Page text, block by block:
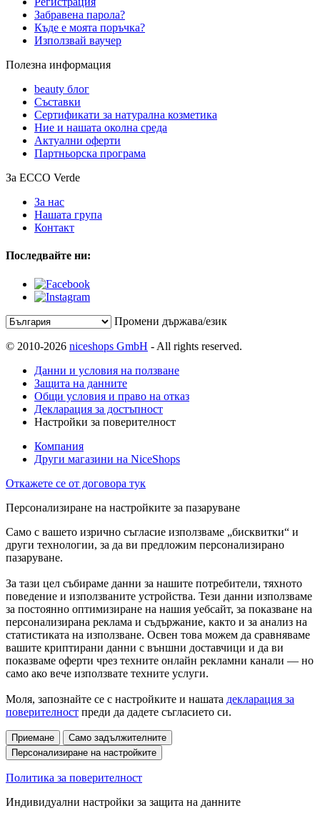
Забравена парола?
Къде е моята поръчка?
Използвай ваучер
Полезна информация
beauty блог
Съставки
Сертификати за натурална козметика
Ние и нашата околна среда
Актуални оферти
Партньорска програма
За ECCO Verde
За нас
Нашата група
Контакт
Последвайте ни:
Промени държава/език
© 2010-2026 niceshops GmbH - All rights reserved.
Данни и условия на ползване
Защита на данните
Общи условия и право на отказ
Декларация за достъпност
Настройки за поверителност
Компания
Други магазини на NiceShops
Откажете се от договора тук
Персонализиране на настройките за пазаруване
Само с вашето изрично съгласие използваме „бисквитки“ и
други технологии, за да ви предложим персонализирано
пазаруване.
За тази цел събираме данни за нашите потребители, тяхното
поведение и използваните устройства. Тези данни използваме
за постоянно оптимизиране на нашия уебсайт, за показване на
персонализирана реклама и съдържание, както и за анализ на
статистиката на използване. Освен това можем да сравняваме
вашите криптирани данни с външни доставчици и да ви
показваме оферти чрез техните онлайн рекламни канали — но
само ако вече използвате техните услуги.
Моля, запознайте се с настройките и нашата декларация за
поверителност преди да дадете съгласието си.
Приемане
Само задължителните
Персонализиране на настройките
Политика за поверителност
Индивидуални настройки за защита на данните